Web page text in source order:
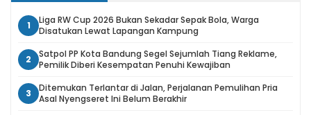
1
Liga RW Cup 2026 Bukan Sekadar Sepak Bola, Warga
Disatukan Lewat Lapangan Kampung
2
Satpol PP Kota Bandung Segel Sejumlah Tiang Reklame,
Pemilik Diberi Kesempatan Penuhi Kewajiban
3
Ditemukan Terlantar di Jalan, Perjalanan Pemulihan Pria
Asal Nyengseret Ini Belum Berakhir